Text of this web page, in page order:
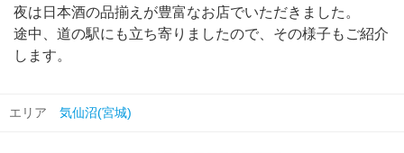
夜は日本酒の品揃えが豊富なお店でいただきました。
途中、道の駅にも立ち寄りましたので、その様子もご紹介
します。
エリア 気仙沼(宮城)